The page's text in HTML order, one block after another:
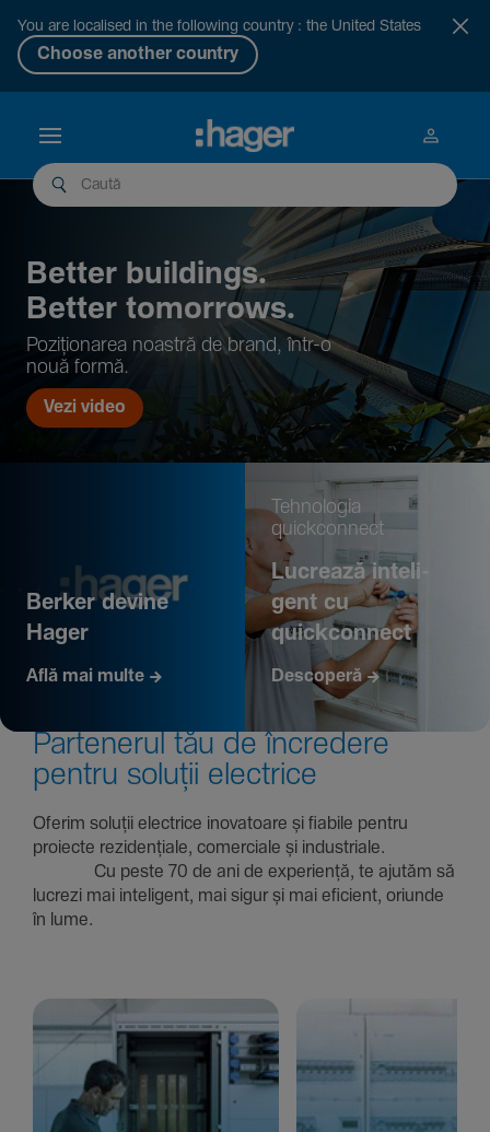
You are localised in the following country : the United States
Choose another country
Better buil­dings.
Better tomor­rows.
Pozi­țio­narea noastră de brand, într-o
nouă formă.
Vezi video
Berker devine
Hager
Află mai multe
Tehno­logia
quickconnect
Lucrează inte­li­
gent cu
quickconnect
Descoperă
Parte­nerul tău de încre­dere
pentru soluții electrice
Oferim soluții electrice inova­toare și fiabile pentru
proiecte rezi­den­țiale, comer­ciale și indus­triale.
Cu peste 70 de ani de expe­riență, te ajutăm să
lucrezi mai inte­li­gent, mai sigur și mai eficient, oriunde
în lume.